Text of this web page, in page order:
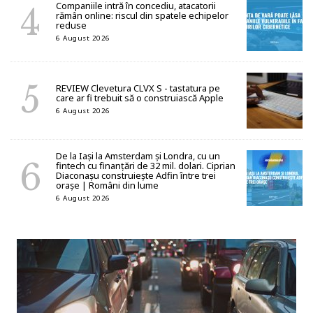
Companiile intră în concediu, atacatorii
rămân online: riscul din spatele echipelor
reduse
6 August 2026
REVIEW Clevetura CLVX S - tastatura pe
care ar fi trebuit să o construiască Apple
6 August 2026
De la Iași la Amsterdam și Londra, cu un
fintech cu finanțări de 32 mil. dolari. Ciprian
Diaconașu construiește Adfin între trei
orașe | Români din lume
6 August 2026